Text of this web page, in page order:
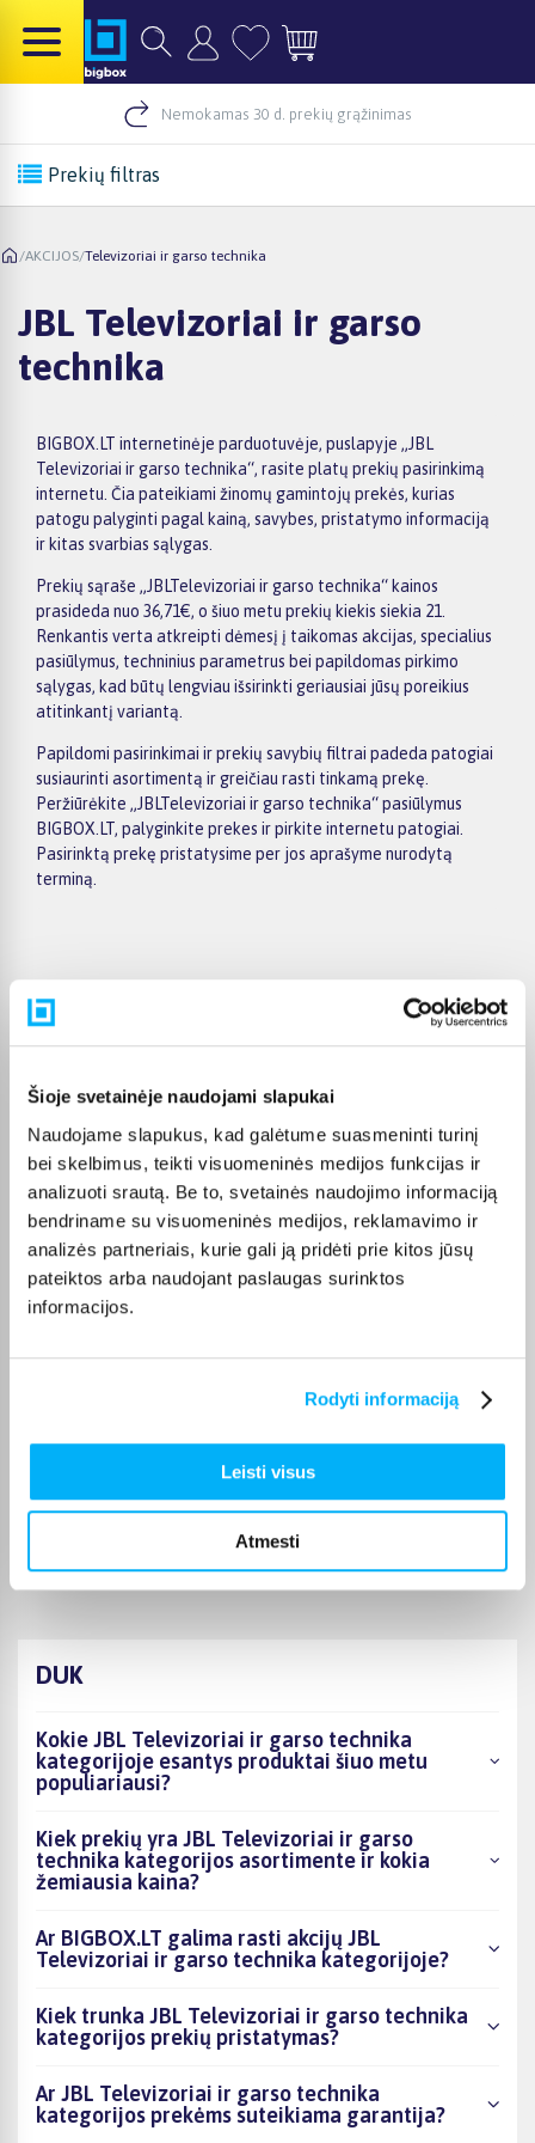
Šioje svetainėje naudojami slapukai
Naudojame slapukus, kad galėtume suasmeninti turinį
bei skelbimus, teikti visuomeninės medijos funkcijas ir
analizuoti srautą. Be to, svetainės naudojimo informaciją
bendriname su visuomeninės medijos, reklamavimo ir
analizės partneriais, kurie gali ją pridėti prie kitos jūsų
pateiktos arba naudojant paslaugas surinktos
informacijos.
Rodyti informaciją
Leisti visus
Atmesti
Nemokamas 30 d. prekių grąžinimas
Prekių filtras
/AKCIJOS/Televizoriai ir garso technika
JBL Televizoriai ir garso
technika
BIGBOX.LT internetinėje parduotuvėje, puslapyje „JBL
Televizoriai ir garso technika“, rasite platų prekių pasirinkimą
internetu. Čia pateikiami žinomų gamintojų prekės, kurias
patogu palyginti pagal kainą, savybes, pristatymo informaciją
ir kitas svarbias sąlygas.
Prekių sąraše „JBLTelevizoriai ir garso technika“ kainos
prasideda nuo 36,71€, o šiuo metu prekių kiekis siekia 21.
Renkantis verta atkreipti dėmesį į taikomas akcijas, specialius
pasiūlymus, techninius parametrus bei papildomas pirkimo
sąlygas, kad būtų lengviau išsirinkti geriausiai jūsų poreikius
atitinkantį variantą.
Papildomi pasirinkimai ir prekių savybių filtrai padeda patogiai
susiaurinti asortimentą ir greičiau rasti tinkamą prekę.
Peržiūrėkite „JBLTelevizoriai ir garso technika“ pasiūlymus
BIGBOX.LT, palyginkite prekes ir pirkite internetu patogiai.
Pasirinktą prekę pristatysime per jos aprašyme nurodytą
terminą.
Pirkėjų atsiliepimai apie prekes
Julija R.
Patvirtintas pirkėjas
Puikus televizorius, naudojamas ir žaidimams, likome patenkinti.
Sergej G.
Patvirtintas pirkėjas
.
Oleg B.
Prekė gauta laiku, veikia kaip ir aprašyta. Ačiū.
DUK
Kokie JBL Televizoriai ir garso technika
kategorijoje esantys produktai šiuo metu
populiariausi?
Kiek prekių yra JBL Televizoriai ir garso
technika kategorijos asortimente ir kokia
žemiausia kaina?
Ar BIGBOX.LT galima rasti akcijų JBL
Televizoriai ir garso technika kategorijoje?
Kiek trunka JBL Televizoriai ir garso technika
kategorijos prekių pristatymas?
Ar JBL Televizoriai ir garso technika
kategorijos prekėms suteikiama garantija?